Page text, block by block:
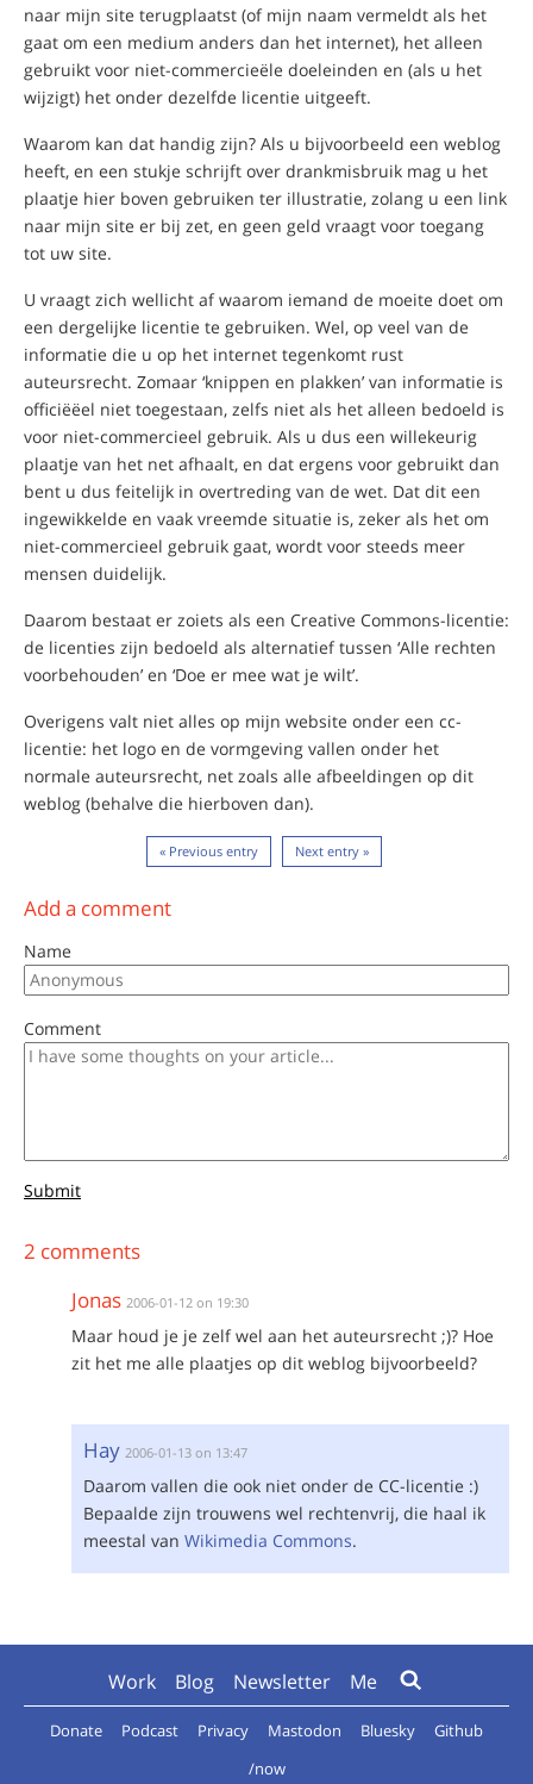
naar mijn site terugplaatst (of mijn naam vermeldt als het
gaat om een medium anders dan het internet), het alleen
gebruikt voor niet-commercieële doeleinden en (als u het
wijzigt) het onder dezelfde licentie uitgeeft.
Waarom kan dat handig zijn? Als u bijvoorbeeld een weblog
heeft, en een stukje schrijft over drankmisbruik mag u het
plaatje hier boven gebruiken ter illustratie, zolang u een link
naar mijn site er bij zet, en geen geld vraagt voor toegang
tot uw site.
U vraagt zich wellicht af waarom iemand de moeite doet om
een dergelijke licentie te gebruiken. Wel, op veel van de
informatie die u op het internet tegenkomt rust
auteursrecht. Zomaar ‘knippen en plakken’ van informatie is
officiëëel niet toegestaan, zelfs niet als het alleen bedoeld is
voor niet-commercieel gebruik. Als u dus een willekeurig
plaatje van het net afhaalt, en dat ergens voor gebruikt dan
bent u dus feitelijk in overtreding van de wet. Dat dit een
ingewikkelde en vaak vreemde situatie is, zeker als het om
niet-commercieel gebruik gaat, wordt voor steeds meer
mensen duidelijk.
Daarom bestaat er zoiets als een Creative Commons-licentie:
de licenties zijn bedoeld als alternatief tussen ‘Alle rechten
voorbehouden’ en ‘Doe er mee wat je wilt’.
Overigens valt niet alles op mijn website onder een cc-
licentie: het logo en de vormgeving vallen onder het
normale auteursrecht, net zoals alle afbeeldingen op dit
weblog (behalve die hierboven dan).
« Previous entry Next entry »
Add a comment
Name
Comment
Submit
2 comments
Jonas 2006-01-12 on 19:30
Maar houd je je zelf wel aan het auteursrecht ;)? Hoe
zit het me alle plaatjes op dit weblog bijvoorbeeld?
Hay 2006-01-13 on 13:47
Daarom vallen die ook niet onder de CC-licentie :)
Bepaalde zijn trouwens wel rechtenvrij, die haal ik
meestal van Wikimedia Commons.
Work Blog Newsletter Me
Donate Podcast Privacy Mastodon Bluesky
Github
/now